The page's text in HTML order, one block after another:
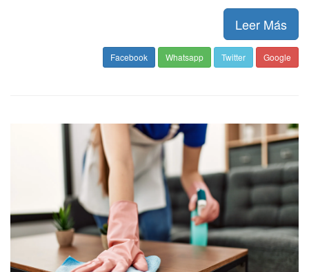
Leer Más
Facebook Whatsapp Twitter Google